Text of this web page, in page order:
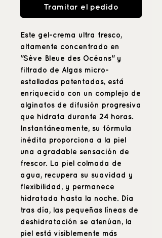
Tramitar el pedido
Este gel-crema ultra fresco,
altamente concentrado en
"Sève Bleue des Océans" y
filtrado de Algas micro-
estalladas patentadas, está
enriquecido con un complejo de
alginatos de difusión progresiva
que hidrata durante 24 horas.
Instantáneamente, su fórmula
inédita proporciona a la piel
una agradable sensación de
frescor. La piel colmada de
agua, recupera su suavidad y
flexibilidad, y permanece
hidratada hasta la noche. Día
tras día, las pequeñas líneas de
deshidratación se atenúan, la
piel está visiblemente más